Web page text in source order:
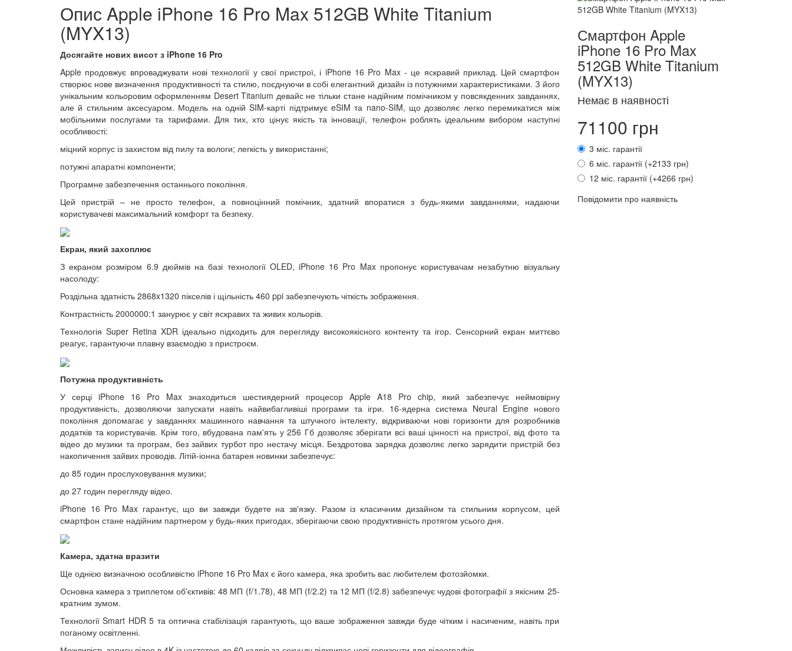
Опис Apple iPhone 16 Pro Max 512GB White Titanium
(MYX13)
Досягайте нових висот з iPhone 16 Pro
Apple продовжує впроваджувати нові технології у свої пристрої, і iPhone 16 Pro Max - це яскравий приклад. Цей смартфон
створює нове визначення продуктивності та стилю, поєднуючи в собі елегантний дизайн із потужними характеристиками. З його
унікальним кольоровим оформленням Desert Titanium девайс не тільки стане надійним помічником у повсякденних завданнях,
але й стильним аксесуаром. Модель на одній SIM-карті підтримує eSIM та nano-SIM, що дозволяє легко перемикатися між
мобільними послугами та тарифами. Для тих, хто цінує якість та інновації, телефон роблять ідеальним вибором наступні
особливості:
міцний корпус із захистом від пилу та вологи; легкість у використанні;
потужні апаратні компоненти;
Програмне забезпечення останнього покоління.
Цей пристрій – не просто телефон, а повноцінний помічник, здатний впоратися з будь-якими завданнями, надаючи
користувачеві максимальний комфорт та безпеку.
Екран, який захоплює
З екраном розміром 6.9 дюймів на базі технології OLED, iPhone 16 Pro Max пропонує користувачам незабутню візуальну
насолоду:
Роздільна здатність 2868x1320 пікселів і щільність 460 ppi забезпечують чіткість зображення.
Контрастність 2000000:1 занурює у світ яскравих та живих кольорів.
Технологія Super Retina XDR ідеально підходить для перегляду високоякісного контенту та ігор. Сенсорний екран миттєво
реагує, гарантуючи плавну взаємодію з пристроєм.
Потужна продуктивність
У серці iPhone 16 Pro Max знаходиться шестиядерний процесор Apple A18 Pro chip, який забезпечує неймовірну
продуктивність, дозволяючи запускати навіть найвибагливіші програми та ігри. 16-ядерна система Neural Engine нового
покоління допомагає у завданнях машинного навчання та штучного інтелекту, відкриваючи нові горизонти для розробників
додатків та користувачів. Крім того, вбудована пам'ять у 256 Гб дозволяє зберігати всі ваші цінності на пристрої, від фото та
відео до музики та програм, без зайвих турбот про нестачу місця. Бездротова зарядка дозволяє легко зарядити пристрій без
накопичення зайвих проводів. Літій-іонна батарея новинки забезпечує:
до 85 годин прослуховування музики;
до 27 годин перегляду відео.
iPhone 16 Pro Max гарантує, що ви завжди будете на зв'язку. Разом із класичним дизайном та стильним корпусом, цей
смартфон стане надійним партнером у будь-яких пригодах, зберігаючи свою продуктивність протягом усього дня.
Камера, здатна вразити
Ще однією визначною особливістю iPhone 16 Pro Max є його камера, яка зробить вас любителем фотозйомки.
Основна камера з триплетом об'єктивів: 48 МП (f/1.78), 48 МП (f/2.2) та 12 МП (f/2.8) забезпечує чудові фотографії з якісним 25-
кратним зумом.
Технології Smart HDR 5 та оптична стабілізація гарантують, що ваше зображення завжди буде чітким і насиченим, навіть при
поганому освітленні.
Смартфон Apple
iPhone 16 Pro Max
512GB White Titanium
(MYX13)
Немає в наявності
71100 грн
3 міс. гарантії
6 міс. гарантії (+2133 грн)
12 міс. гарантії (+4266 грн)
Повідомити про наявність